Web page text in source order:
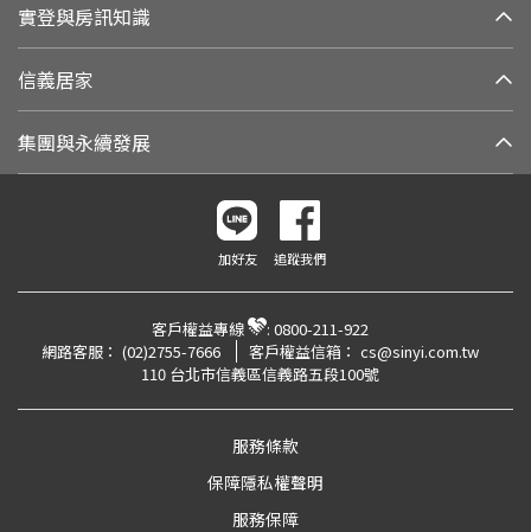
實登與房訊知識
信義居家
集團與永續發展
加好友 追蹤我們
客戶權益專線 : 0800-211-922
網路客服： (02)2755-7666 客戶權益信箱： cs@sinyi.com.tw
110 台北市信義區信義路五段100號
服務條款
保障隱私權聲明
服務保障